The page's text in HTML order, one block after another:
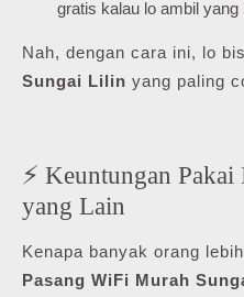
gratis kalau lo ambil yang
Nah, dengan cara ini, lo
Sungai Lilin yang paling
⚡ Keuntungan
yang Lain
Kenapa banyak orang
Pasang WiFi Murah